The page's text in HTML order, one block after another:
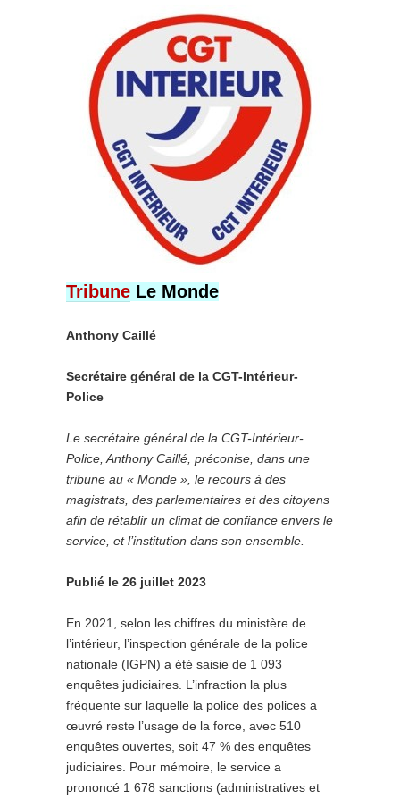
Tribune Le Monde
Anthony Caillé
Secrétaire général de la CGT-Intérieur-
Police
Le secrétaire général de la CGT-Intérieur-
Police, Anthony Caillé, préconise, dans une
tribune au « Monde », le recours à des
magistrats, des parlementaires et des citoyens
afin de rétablir un climat de confiance envers le
service, et l’institution dans son ensemble.
Publié le 26 juillet 2023
En 2021, selon les chiffres du ministère de
l’intérieur, l’inspection générale de la police
nationale (IGPN) a été saisie de 1 093
enquêtes judiciaires. L’infraction la plus
fréquente sur laquelle la police des polices a
œuvré reste l’usage de la force, avec 510
enquêtes ouvertes, soit 47 % des enquêtes
judiciaires. Pour mémoire, le service a
prononcé 1 678 sanctions (administratives et